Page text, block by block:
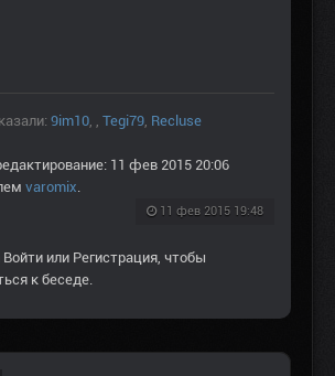
9im10, , Tegi79, Recluse
11 фев 2015 20:06
varomix.
11 фев 2015 19:48
Войти или Регистрация, чтобы
к беседе.